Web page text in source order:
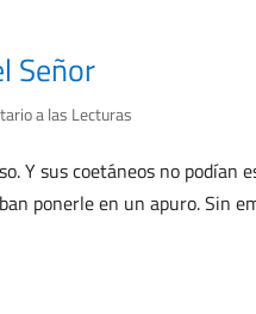
Señor
a las Lecturas
Y sus coetáneos no podían
ponerle en un apuro. Sin